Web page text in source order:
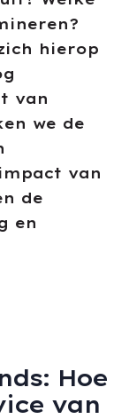
hierop
van
we de
van
de
en
Hoe
van